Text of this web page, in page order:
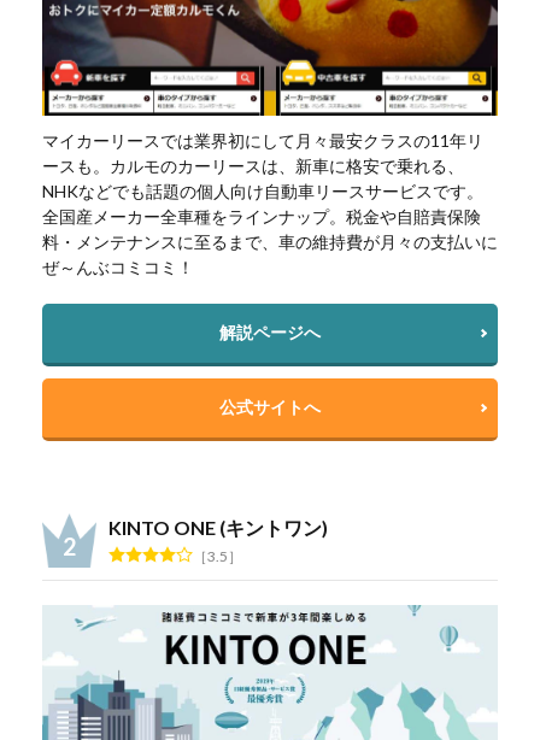
マイカーリースでは業界初にして月々最安クラスの11年リ
ースも。カルモのカーリースは、新車に格安で乗れる、
NHKなどでも話題の個人向け自動車リースサービスです。
全国産メーカー全車種をラインナップ。税金や自賠責保険
料・メンテナンスに至るまで、車の維持費が月々の支払いに
ぜ～んぶコミコミ！
解説ページへ
公式サイトへ
KINTO ONE (キントワン)
3.5